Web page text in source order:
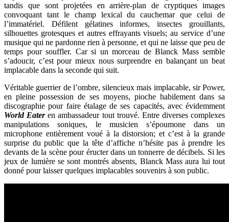
tandis que sont projetées en arrière-plan de cryptiques images
convoquant tant le champ lexical du cauchemar que celui de
l’immatériel. Défilent gélatines informes, insectes grouillants,
silhouettes grotesques et autres effrayants visuels; au service d’une
musique qui ne pardonne rien à personne, et qui ne laisse que peu de
temps pour souffler. Car si un morceau de Blanck Mass semble
s’adoucir, c’est pour mieux nous surprendre en balançant un beat
implacable dans la seconde qui suit.
Véritable guerrier de l’ombre, silencieux mais implacable, sir Power,
en pleine possession de ses moyens, pioche habilement dans sa
discographie pour faire étalage de ses capacités, avec évidemment
World Eateren ambassadeur tout trouvé. Entre diverses complexes
manipulations soniques, le musicien s’époumone dans un
microphone entièrement voué à la distorsion; et c’est à la grande
surprise du public que la tête d’affiche n’hésite pas à prendre les
devants de la scène pour éructer dans un tonnerre de décibels. Si les
jeux de lumière se sont montrés absents, Blanck Mass aura lui tout
donné pour laisser quelques implacables souvenirs à son public.